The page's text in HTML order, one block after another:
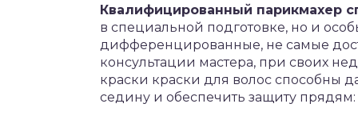
Квалифицированный парикмахер
в специальной подготовке, но и
дифференцированные, не самые
консультации мастера, при своих
краски краски для волос способны
седину и обеспечить защиту прядям: